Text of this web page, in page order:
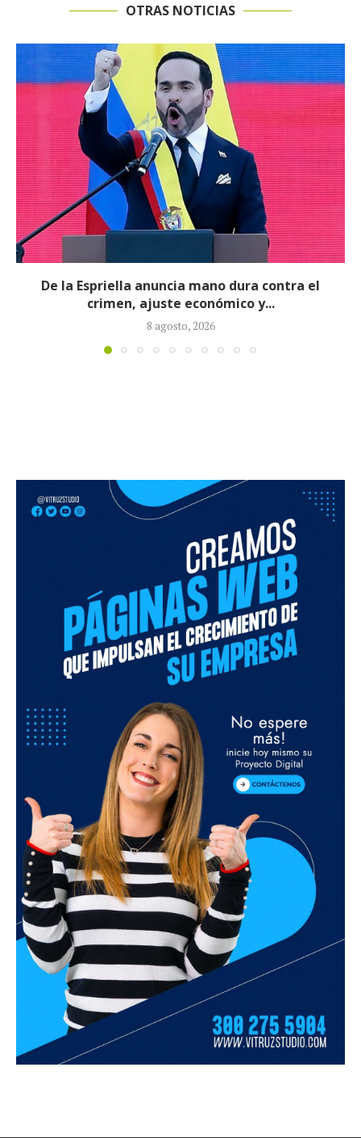
OTRAS NOTICIAS
Crece la controversia por la personería jurídica de
Defensores de la Patria:...
4 agosto, 2026